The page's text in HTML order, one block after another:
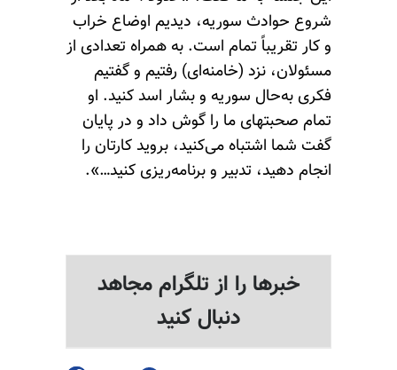
شروع حوادث سوریه، دیدیم اوضاع خراب
و کار تقریباً تمام است. به همراه تعدادی از
مسئولان، نزد (خامنه‌ای) رفتیم و گفتیم
فکری به‌حال سوریه و بشار اسد کنید. او
تمام صحبتهای ما را گوش داد و در پایان
گفت شما اشتباه می‌کنید، بروید کارتان را
انجام دهید، تدبیر و برنامه‌ریزی کنید…».
خبرها را از تلگرام مجاهد
دنبال کنید